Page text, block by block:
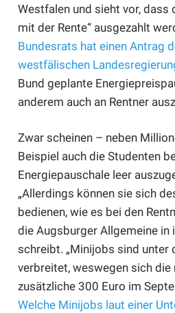
Westfalen und sieht vor, dass
mit der Rente“ ausgezahlt
Bundesrats hat einen Antrag
westfälischen
Bund geplante
anderem auch an Rentner
Zwar scheinen – neben
Beispiel auch die Studenten
Energiepauschale leer
„Allerdings können sie sich
bedienen, wie es bei den
die Augsburger Allgemeine in
schreibt. „Minijobs sind unter
verbreitet, weswegen sich
zusätzliche 300 Euro im
Welche Minijobs laut einer